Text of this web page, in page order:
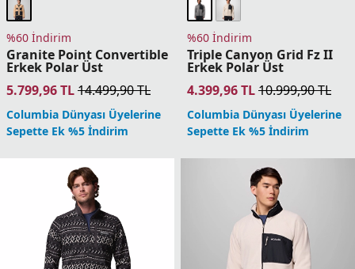
%60 İndirim
Arctic Peak Tam
Fermuarlı Erkek Polar
%60 İndirim
Arctic Peak Kapüşonlu
Tam Fermuarlı Erkek
Polar Üst